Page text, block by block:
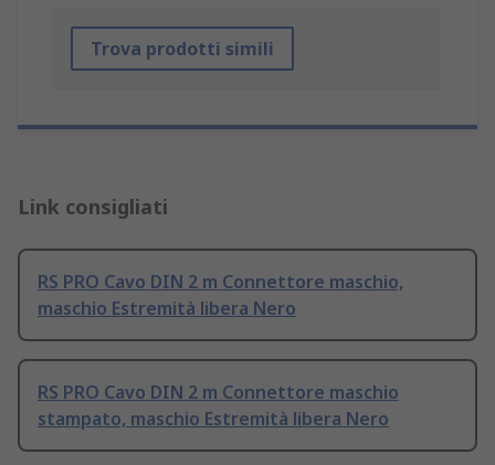
Trova prodotti simili
Link consigliati
RS PRO Cavo DIN 2 m Connettore maschio,
maschio Estremità libera Nero
RS PRO Cavo DIN 2 m Connettore maschio
stampato, maschio Estremità libera Nero